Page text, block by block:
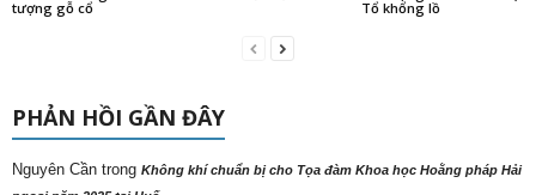
tượng gỗ cổ
Tổ khổng lồ
PHẢN HỒI GẦN ĐÂY
Nguyên Cần trong Không khí chuẩn bị cho Tọa đàm Khoa học Hoằng pháp Hải